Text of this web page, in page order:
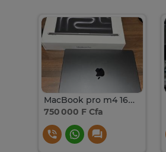
MacBook pro m4 16go/512go
750 000 F Cfa